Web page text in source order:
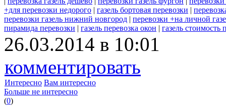
+для перевозки недорого | газель бортовая перевозки |
перевозки газель нижний новгород | перевозки +на личной
пирамида перевозки | газель перевозка окон | газель стоимость
26.03.2014 в 10:01
комментировать
Интересно Вам интересно
Больше не интересно
(0)